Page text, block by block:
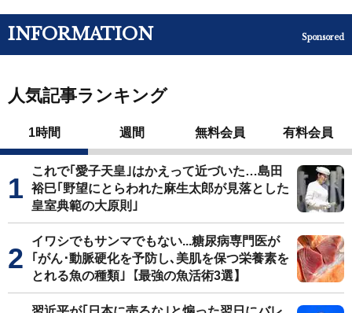
INFORMATION Sponsored
人気記事ランキング
1時間 週間 無料会員 有料会員
これで｢愛子天皇｣はかえって近づいた…島田
裕巳｢野望にとらわれた麻生太郎が見落とした
皇室典範の大原則｣
イワシでもサンマでもない...糖尿病専門医が
｢がん･動脈硬化を予防し､美肌を保つ栄養素を
とれる魚の種類｣【最強の魚活術3選】